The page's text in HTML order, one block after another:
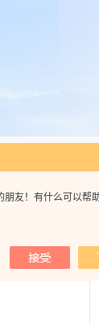
朋友！有什么可以帮
控制器> 能世​